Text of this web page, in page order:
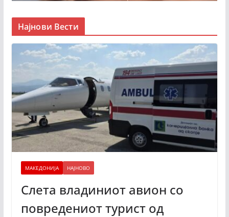
Најнови Вести
МАКЕДОНИЈА НАЈНОВО
Слета владиниот авион со
повредениот турист од